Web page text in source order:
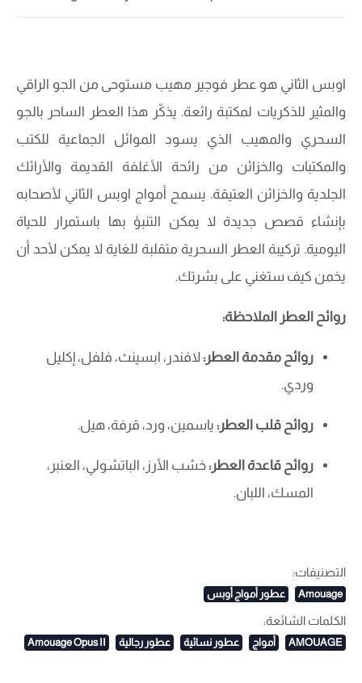
اوبس الثاني هو عطر فوجير مهيب مستوحى من الجو الراقي
والمثير للذكريات لمكتبة رائعة. يذكّر هذا العطر الساحر بالجو
السحري والمهيب الذي يسود الموائل الجماعية للكتب
والمكتبات والخزائن من رائحة الأغلفة القديمة والأرائك
الجلدية والخزائن العتيقة. يسمح أمواج اوبس الثاني لأصحابه
بإنشاء قصص جديدة لا يمكن التنبؤ بها باستمرار للحياة
اليومية. تركيبة العطر السحرية متقلبة للغاية لا يمكن لأحد أن
يخمن كيف ستغني على بشرتك.
روائح العطر الملاحظة:
روائح مقدمة العطر: لافندر، ابسينث، فلفل، إكليل
وردي.
روائح قلب العطر: ياسمين، ورد، قرفة، هيل.
روائح قاعدة العطر: خشب الأرز، الباتشولي، العنبر،
المسك، اللبان.
التصنيفات:
Amouage عطور أمواج أوبس
الكلمات الشائعة:
AMOUAGE أمواج عطور نسائية عطور رجالية Amouage Opus II